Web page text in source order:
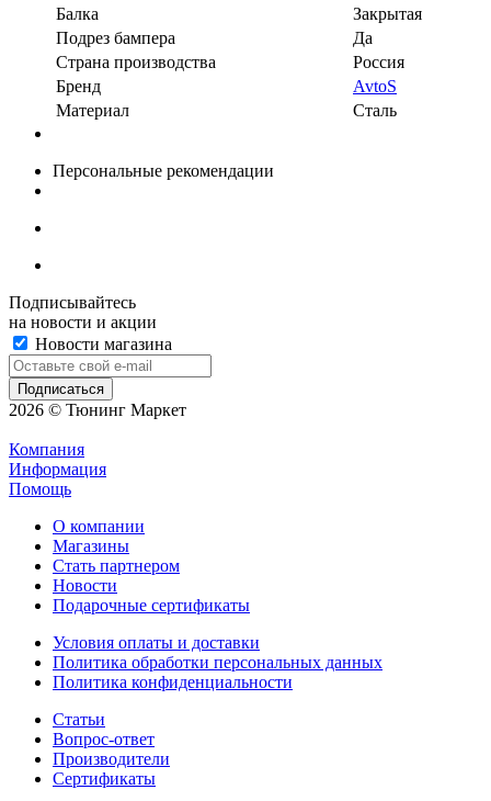
Балка
Закрытая
Подрез бампера
Да
Страна производства
Россия
Бренд
AvtoS
Материал
Сталь
Персональные рекомендации
Подписывайтесь
на новости и акции
Новости магазина
2026 © Тюнинг Маркет
Компания
Информация
Помощь
О компании
Магазины
Стать партнером
Новости
Подарочные сертификаты
Условия оплаты и доставки
Политика обработки персональных данных
Политика конфиденциальности
Статьи
Вопрос-ответ
Производители
Сертификаты